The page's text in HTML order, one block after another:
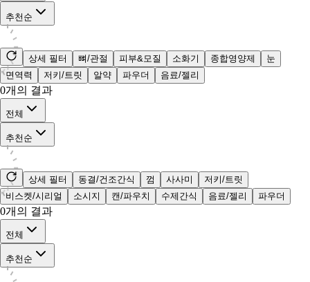
추천순
상세 필터 뼈/관절 피부&모질 소화기 종합영양제
눈
면역력
저키/트릿 알약 파우더 음료/젤리
0개의 결과
전체
추천순
상세 필터 동결/건조간식 껌 사사미
저키/트릿
비스켓/시리얼
소시지 캔/파우치 수제간식 음료/젤리 파우더
0개의 결과
전체
추천순